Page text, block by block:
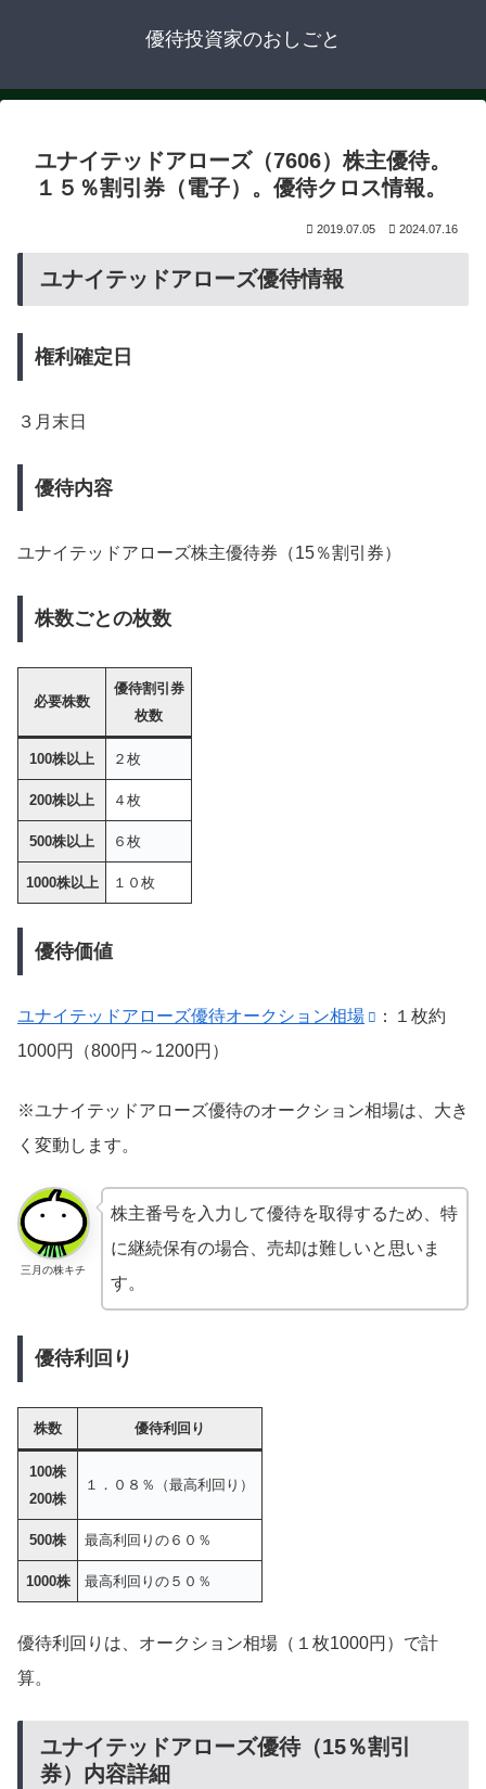
優待投資家のおしごと
ユナイテッドアローズ（7606）株主優待。
１５％割引券（電子）。優待クロス情報。
2019.07.05 2024.07.16
ユナイテッドアローズ優待情報
権利確定日
３月末日
優待内容
ユナイテッドアローズ株主優待券（15％割引券）
株数ごとの枚数
必要株数
優待割引券
枚数
100株以上 ２枚
200株以上 ４枚
500株以上 ６枚
1000株以上 １０枚
優待価値
ユナイテッドアローズ優待オークション相場
：１枚約
1000円（800円～1200円）
※ユナイテッドアローズ優待のオークション相場は、大き
く変動します。
三月の株キチ
株主番号を入力して優待を取得するため、特
に継続保有の場合、売却は難しいと思いま
す。
優待利回り
株数 優待利回り
100株
200株
１．０８％（最高利回り）
500株 最高利回りの６０％
1000株 最高利回りの５０％
優待利回りは、オークション相場（１枚1000円）で計
算。
ユナイテッドアローズ優待（15％割引
券）内容詳細